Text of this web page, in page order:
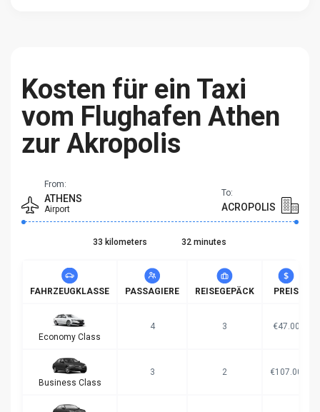
Kosten für ein Taxi
vom Flughafen Athen
zur Akropolis
From:
ATHENS
Airport
To:
ACROPOLIS
33 kilometers 32 minutes
FAHRZEUGKLASSE PASSAGIERE REISEGEPÄCK PREIS
Economy Class
4 3 €47.00
Business Class
3 2 €107.00